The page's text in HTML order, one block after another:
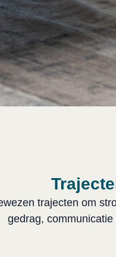
trajecten om
gedrag,